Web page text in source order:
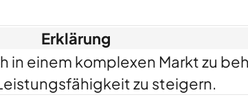
Erklärung
in einem komplexen Markt zu
zu steigern.